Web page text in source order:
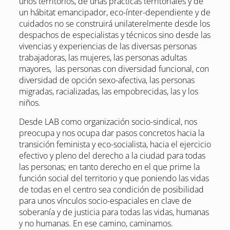
un hábitat emancipador, eco-ínter-dependiente y de
cuidados no se construirá unilaterelmente desde los
despachos de especialistas y técnicos sino desde las
vivencias y experiencias de las diversas personas
trabajadoras, las mujeres, las personas adultas
mayores, las personas con diversidad funcional, con
diversidad de opción sexo-afectiva, las personas
migradas, racializadas, las empobrecidas, las y los
niños.
Desde LAB como organización socio-sindical, nos
preocupa y nos ocupa dar pasos concretos hacia la
transición feminista y eco-socialista, hacia el ejercicio
efectivo y pleno del derecho a la ciudad para todas
las personas; en tanto derecho en el que prime la
función social del territorio y que poniendo las vidas
de todas en el centro sea condición de posibilidad
para unos vínculos socio-espaciales en clave de
soberanía y de justicia para todas las vidas, humanas
y no humanas. En ese camino, caminamos.